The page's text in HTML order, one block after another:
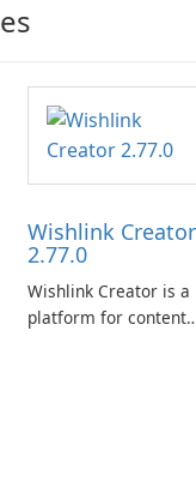
Wishlink Creator
2.77.0
Wishlink Creator is a
platform for content